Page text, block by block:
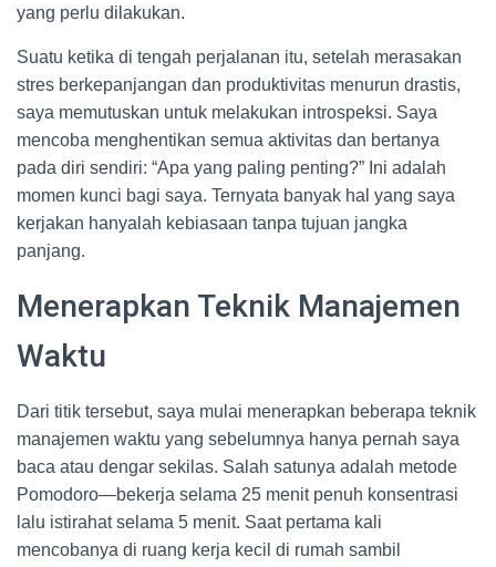
yang perlu dilakukan.
Suatu ketika di tengah perjalanan itu, setelah merasakan
stres berkepanjangan dan produktivitas menurun drastis,
saya memutuskan untuk melakukan introspeksi. Saya
mencoba menghentikan semua aktivitas dan bertanya
pada diri sendiri: “Apa yang paling penting?” Ini adalah
momen kunci bagi saya. Ternyata banyak hal yang saya
kerjakan hanyalah kebiasaan tanpa tujuan jangka
panjang.
Menerapkan Teknik Manajemen
Waktu
Dari titik tersebut, saya mulai menerapkan beberapa teknik
manajemen waktu yang sebelumnya hanya pernah saya
baca atau dengar sekilas. Salah satunya adalah metode
Pomodoro—bekerja selama 25 menit penuh konsentrasi
lalu istirahat selama 5 menit. Saat pertama kali
mencobanya di ruang kerja kecil di rumah sambil